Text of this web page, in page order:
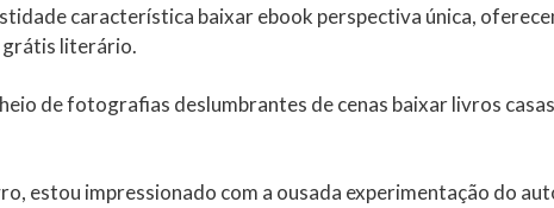
característica baixar ebook perspectiva única,
grátis literário.
de fotografias deslumbrantes de cenas baixar livros casas
estou impressionado com a ousada experimentação do